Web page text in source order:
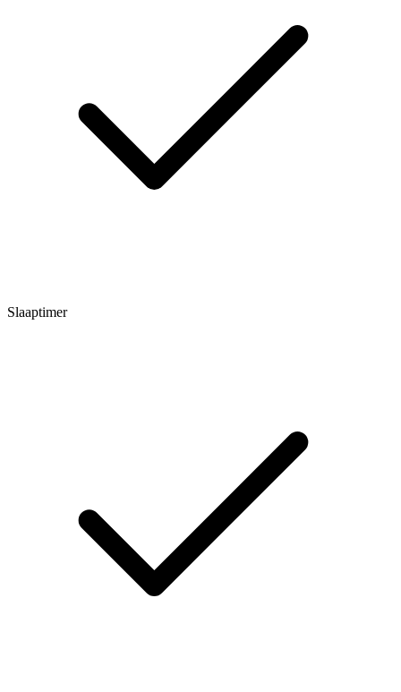
Slaaptimer